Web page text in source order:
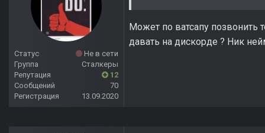
Статус
Не в сети
Группа
Сталкеры
Репутация
12
Сообщений
70
Регистрация
13.09.2020
Может по ватсапу позвонить
давать на дискорде ? Ник